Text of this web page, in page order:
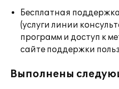
Бесплатная
(услуги линии
программ и доступ к
сайте поддержки
Выполнены